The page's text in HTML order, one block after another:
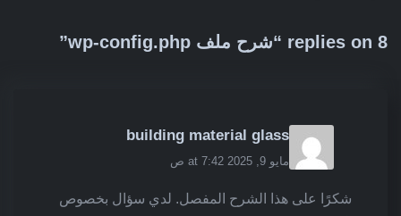
8 replies on “شرح ملف wp-config.php”
building material glass
مايو 9, 2025 at 7:42 ص
شكرًا على هذا الشرح المفصل. لدي سؤال بخصوص